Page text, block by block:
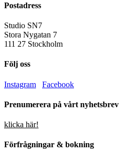
Postadress
Studio SN7
Stora Nygatan 7
111 27 Stockholm
Följ oss
Instagram Facebook
Prenumerera på vårt nyhetsbrev
klicka här!
Förfrågningar & bokning